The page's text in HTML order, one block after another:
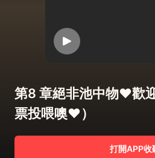
第8 章絕非池中物❤歡
票投喂噢❤）
打開APP收